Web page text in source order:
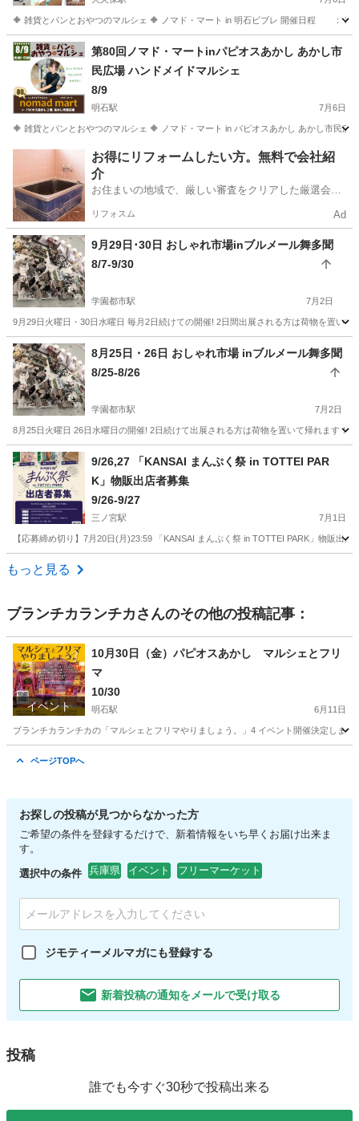
🔶 雑貨とパンとおやつのマルシェ 🔶 ノマド・マート in 明石ビブレ 開催日程 ：
兵庫 明石市 大久保駅 フリーマーケット
第80回ノマド・マートinパピオスあかし あかし市
民広場 ハンドメイドマルシェ
8/9
明石駅 7月6日
🔶 雑貨とパンとおやつのマルシェ 🔶 ノマド・マート in パピオスあかし あかし
明石市 明石駅 フリーマーケット 会場
お得にリフォームしたい方。無料で会社紹
介
お住まいの地域で、厳しい審査をクリアした厳選会社
リフォスム Ad
9月29日･30日 おしゃれ市場inブルメール舞多聞
8/7-9/30
学園都市駅 7月2日
9月29日火曜日・30日水曜日 毎月2日続けての開催! 2日間出展される方は荷物を置い
兵庫 神戸市 学園都市駅 フリーマーケット しまむら
8月25日・26日 おしゃれ市場 inブルメール舞多聞
8/25-8/26
学園都市駅 7月2日
8月25日火曜日 26日水曜日の開催! 2日続けて出展される方は荷物を置いて帰れます！
兵庫 神戸市 学園都市駅 フリーマーケット
ブルメール舞多聞
9/26,27 「KANSAI まんぷく祭 in TOTTEI PAR
K」物販出店者募集
9/26-9/27
三ノ宮駅 7月1日
【応募締め切り】7月20日(月)23:59 「KANSAI まんぷく祭 in TOTTEI PARK」物販出
兵庫 神戸市
もっと見る
ブランチカランチカ さんのその他の投稿記事：
イベント
10月30日（金）パピオスあかし マルシェとフリ
マ
10/30
明石駅 6月11日
ブランチカランチカの「マルシェとフリマやりましょう。」4 イベント開催決定しま
ページTOPへ
お探しの投稿が見つからなかった方
ご希望の条件を登録するだけで、新着情報をいち早くお届け出来ま
す。
選択中の条件 兵庫県 イベント フリーマーケット
ジモティーメルマガにも登録する
新着投稿の通知をメールで受け取る
投稿
誰でも今すぐ30秒で投稿出来る